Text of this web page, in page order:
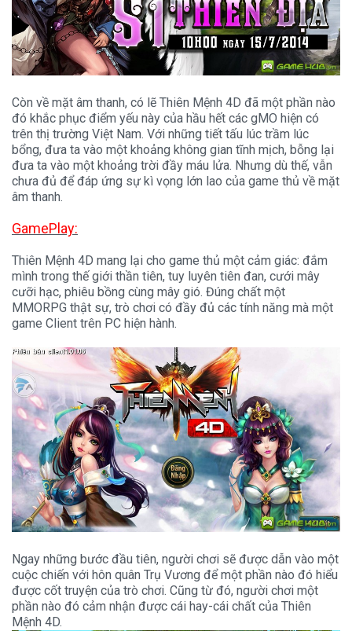
Còn về mặt âm thanh, có lẽ Thiên Mệnh 4D đã một phần nào
đó khắc phục điểm yếu này của hầu hết các gMO hiện có
trên thị trường Việt Nam. Với những tiết tấu lúc trầm lúc
bổng, đưa ta vào một khoảng không gian tĩnh mịch, bỗng lại
đưa ta vào một khoảng trời đầy máu lửa. Nhưng dù thế, vẫn
chưa đủ để đáp ứng sự kì vọng lớn lao của game thủ về mặt
âm thanh.
GamePlay:
Thiên Mệnh 4D mang lại cho game thủ một cảm giác: đắm
mình trong thế giới thần tiên, tuy luyên tiên đan, cưới mây
cưỡi hạc, phiêu bồng cùng mây gió. Đúng chất một
MMORPG thật sự, trò chơi có đầy đủ các tính năng mà một
game Client trên PC hiện hành.
Ngay những bước đầu tiên, người chơi sẽ được dẫn vào một
cuộc chiến với hôn quân Trụ Vương để một phần nào đó hiểu
được cốt truyện của trò chơi. Cũng từ đó, người chơi một
phần nào đó cảm nhận được cái hay-cái chất của Thiên
Mệnh 4D.